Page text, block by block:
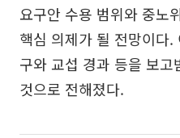
요구안 수용 범위와 중노
핵심 의제가 될 전망이다
구와 교섭 경과 등을 보고
것으로 전해졌다.